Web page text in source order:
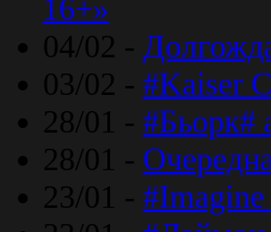
16+»
04/02 -
03/02 - #Kaiser
28/01 - #Бьорк#
28/01 -
23/01 - #Imagine